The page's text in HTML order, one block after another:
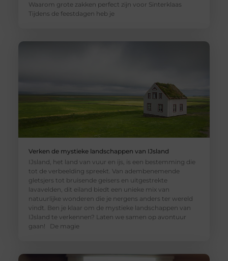
Waarom grote zakken perfect zijn voor Sinterklaas
Tijdens de feestdagen heb je
Verken de mystieke landschappen van IJsland
IJsland, het land van vuur en ijs, is een bestemming die
tot de verbeelding spreekt. Van adembenemende
gletsjers tot bruisende geisers en uitgestrekte
lavavelden, dit eiland biedt een unieke mix van
natuurlijke wonderen die je nergens anders ter wereld
vindt. Ben je klaar om de mystieke landschappen van
IJsland te verkennen? Laten we samen op avontuur
gaan! De magie